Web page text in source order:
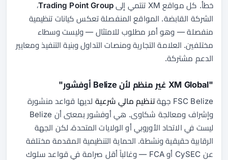
خطأ. كل مواقع XM تنتمي إلى Trading Point Group،
الشركة القابضة. المواقع المنفصلة تعكس كيانات تنظيمية
منفصلة — وهو أمر مطلوب للامتثال — وليست وسطاء
مختلفين. العلامة التجارية ومنصات التداول وبنية التنفيذ ومعايير
الدعم مشتركة.
"XM Global غير منظم لأن Belize أوفشور"
FSC Belize جهة تنظيم مالي شرعية لديها قواعد منشورة
وإشراف ومعالجة شكاوى. هي أوفشور بمعنى أن Belize
ليست في الاتحاد الأوروبي أو الولايات المتحدة، لكن الجهة
الرقابية حقيقية ونشطة. الحماية التنظيمية المقدمة مختلفة
عن CySEC أو FCA — وغالباً أقل صرامة في قواعد سلوك